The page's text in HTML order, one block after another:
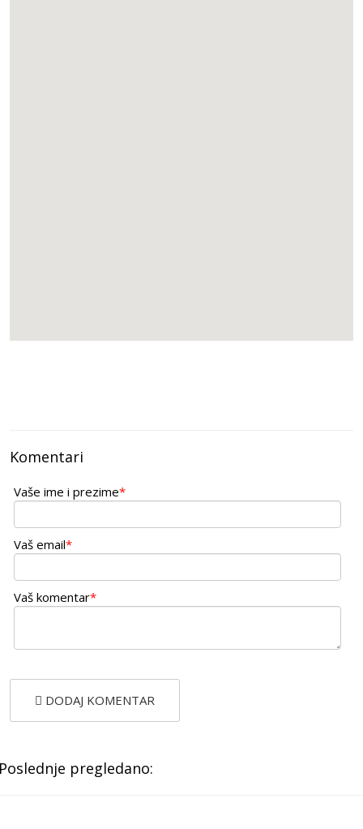
Komentari
Vaše ime i prezime*
Vaš email*
Vaš komentar*
DODAJ KOMENTAR
pregledano: